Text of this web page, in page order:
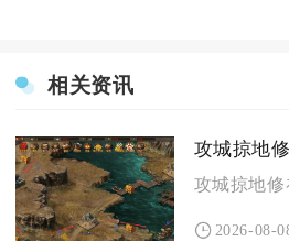
相关资讯
2026-08-